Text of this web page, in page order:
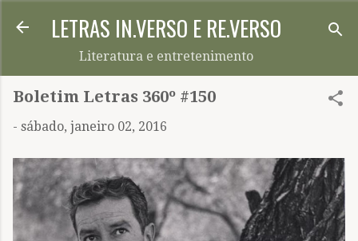
Pular para o conteúdo principal
LETRAS IN.VERSO E RE.VERSO
Literatura e entretenimento
Boletim Letras 360º #150
- sábado, janeiro 02, 2016